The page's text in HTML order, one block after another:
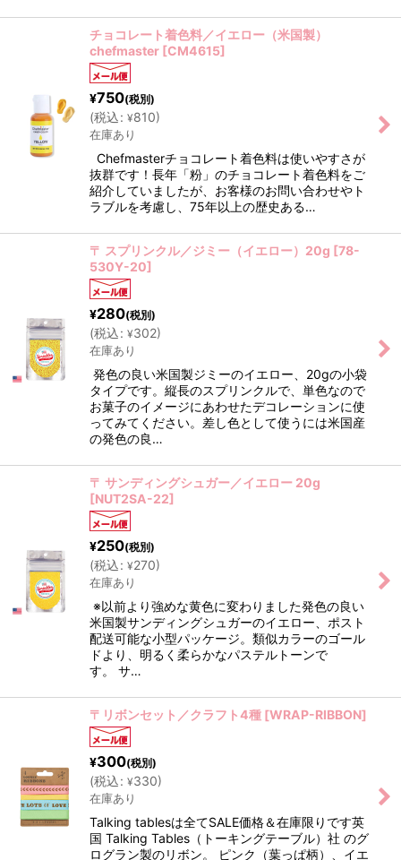
チョコレート着色料／イエロー（米国製）
chefmaster [CM4615]
¥750(税別)
(税込: ¥810)
在庫あり
Chefmasterチョコレート着色料は使いやすさが
抜群です！長年「粉」のチョコレート着色料をご
紹介していましたが、お客様のお問い合わせやト
ラブルを考慮し、75年以上の歴史ある…
〒 スプリンクル／ジミー（イエロー）20g [78-
530Y-20]
¥280(税別)
(税込: ¥302)
在庫あり
発色の良い米国製ジミーのイエロー、20gの小袋
タイプです。縦長のスプリンクルで、単色なので
お菓子のイメージにあわせたデコレーションに使
ってみてください。差し色として使うには米国産
の発色の良…
〒 サンディングシュガー／イエロー 20g
[NUT2SA-22]
¥250(税別)
(税込: ¥270)
在庫あり
※以前より強めな黄色に変わりました発色の良い
米国製サンディングシュガーのイエロー、ポスト
配送可能な小型パッケージ。類似カラーのゴール
ドより、明るく柔らかなパステルトーンで
す。 サ…
〒リボンセット／クラフト4種 [WRAP-RIBBON]
¥300(税別)
(税込: ¥330)
在庫あり
Talking tablesは全てSALE価格＆在庫限りです英
国 Talking Tables（トーキングテーブル）社 のグ
ログラン製のリボン。 ピンク（葉っぱ柄）、イエ